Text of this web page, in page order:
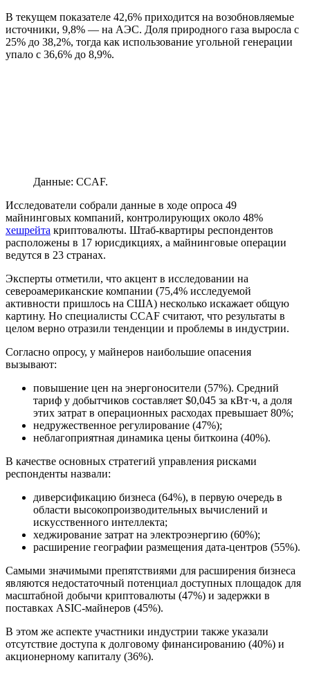
В текущем показателе 42,6% приходится на возобновляемые
источники, 9,8% — на АЭС. Доля природного газа выросла с
25% до 38,2%, тогда как использование угольной генерации
упало с 36,6% до 8,9%.
Данные: CCAF.
Исследователи собрали данные в ходе опроса 49
майнинговых компаний, контролирующих около 48%
хешрейта криптовалюты. Штаб-квартиры респондентов
расположены в 17 юрисдикциях, а майнинговые операции
ведутся в 23 странах.
Эксперты отметили, что акцент в исследовании на
североамериканские компании (75,4% исследуемой
активности пришлось на США) несколько искажает общую
картину. Но специалисты CCAF считают, что результаты в
целом верно отразили тенденции и проблемы в индустрии.
Согласно опросу, у майнеров наибольшие опасения
вызывают:
повышение цен на энергоносители (57%). Средний
тариф у добытчиков составляет $0,045 за кВт·ч, а доля
этих затрат в операционных расходах превышает 80%;
недружественное регулирование (47%);
неблагоприятная динамика цены биткоина (40%).
В качестве основных стратегий управления рисками
респонденты назвали:
диверсификацию бизнеса (64%), в первую очередь в
области высокопроизводительных вычислений и
искусственного интеллекта;
хеджирование затрат на электроэнергию (60%);
расширение географии размещения дата-центров (55%).
Самыми значимыми препятствиями для расширения бизнеса
являются недостаточный потенциал доступных площадок для
масштабной добычи криптовалюты (47%) и задержки в
поставках ASIC-майнеров (45%).
В этом же аспекте участники индустрии также указали
отсутствие доступа к долговому финансированию (40%) и
акционерному капиталу (36%).